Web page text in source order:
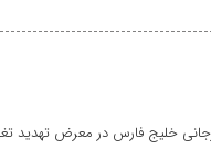
خلیج فارس در معرض تهدید